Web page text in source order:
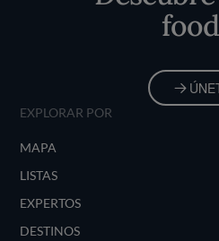
EXPLORAR POR
MAPA
LISTAS
EXPERTOS
DESTINOS